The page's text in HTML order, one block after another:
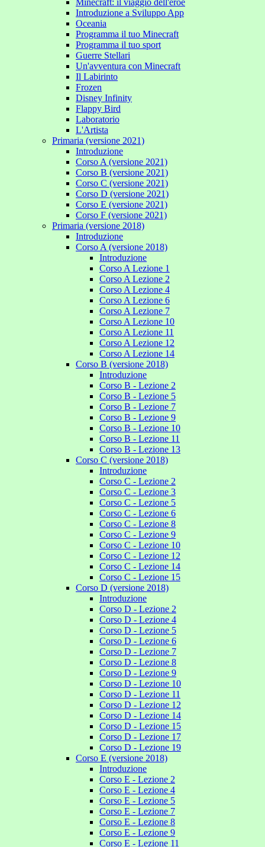
Minecraft: il viaggio dell'eroe
Introduzione a Sviluppo App
Oceania
Programma il tuo Minecraft
Programma il tuo sport
Guerre Stellari
Un'avventura con Minecraft
Il Labirinto
Frozen
Disney Infinity
Flappy Bird
Laboratorio
L'Artista
Primaria (versione 2021)
Introduzione
Corso A (versione 2021)
Corso B (versione 2021)
Corso C (versione 2021)
Corso D (versione 2021)
Corso E (versione 2021)
Corso F (versione 2021)
Primaria (versione 2018)
Introduzione
Corso A (versione 2018)
Introduzione
Corso A Lezione 1
Corso A Lezione 2
Corso A Lezione 4
Corso A Lezione 6
Corso A Lezione 7
Corso A Lezione 10
Corso A Lezione 11
Corso A Lezione 12
Corso A Lezione 14
Corso B (versione 2018)
Introduzione
Corso B - Lezione 2
Corso B - Lezione 5
Corso B - Lezione 7
Corso B - Lezione 9
Corso B - Lezione 10
Corso B - Lezione 11
Corso B - Lezione 13
Corso C (versione 2018)
Introduzione
Corso C - Lezione 2
Corso C - Lezione 3
Corso C - Lezione 5
Corso C - Lezione 6
Corso C - Lezione 8
Corso C - Lezione 9
Corso C - Lezione 10
Corso C - Lezione 12
Corso C - Lezione 14
Corso C - Lezione 15
Corso D (versione 2018)
Introduzione
Corso D - Lezione 2
Corso D - Lezione 4
Corso D - Lezione 5
Corso D - Lezione 6
Corso D - Lezione 7
Corso D - Lezione 8
Corso D - Lezione 9
Corso D - Lezione 10
Corso D - Lezione 11
Corso D - Lezione 12
Corso D - Lezione 14
Corso D - Lezione 15
Corso D - Lezione 17
Corso D - Lezione 19
Corso E (versione 2018)
Introduzione
Corso E - Lezione 2
Corso E - Lezione 4
Corso E - Lezione 5
Corso E - Lezione 7
Corso E - Lezione 8
Corso E - Lezione 9
Corso E - Lezione 11